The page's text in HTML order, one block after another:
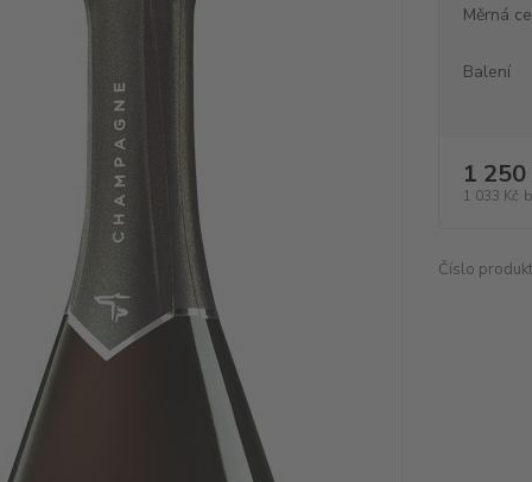
Měrná
Balení
1 250
1 033 Kč
Číslo